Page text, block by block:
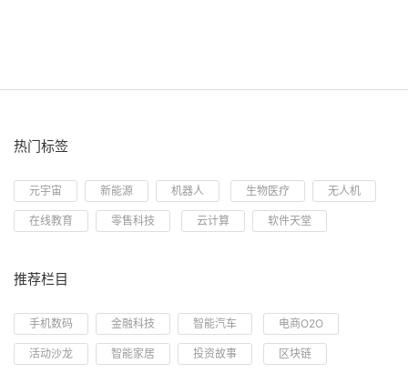
热门标签
元宇宙 新能源 机器人 生物医疗 无人机
在线教育 零售科技 云计算 软件天堂
推荐栏目
手机数码 金融科技 智能汽车 电商O2O
活动沙龙 智能家居 投资故事 区块链